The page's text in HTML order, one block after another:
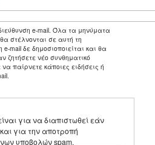
e-mail. Όλα τα μηνύματα
στέλνονται σε αυτή τη
e-mail δε δημοσιοποιείται και θα
ζητήσετε νέο συνθηματικό
παίρνετε κάποιες ειδήσεις ή
για να διαπιστωθεί εάν
για την αποτροπή
υποβολών spam.